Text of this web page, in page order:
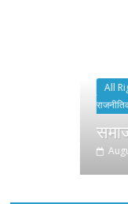
All Rights News
समाजवादी
August 4, 2021